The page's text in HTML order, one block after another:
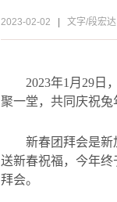
2023-02-02 文字/段宏
2023年1 月 29 日
聚一堂，共同庆祝兔
新春团拜会是新
送新春祝福，今年终
拜会。